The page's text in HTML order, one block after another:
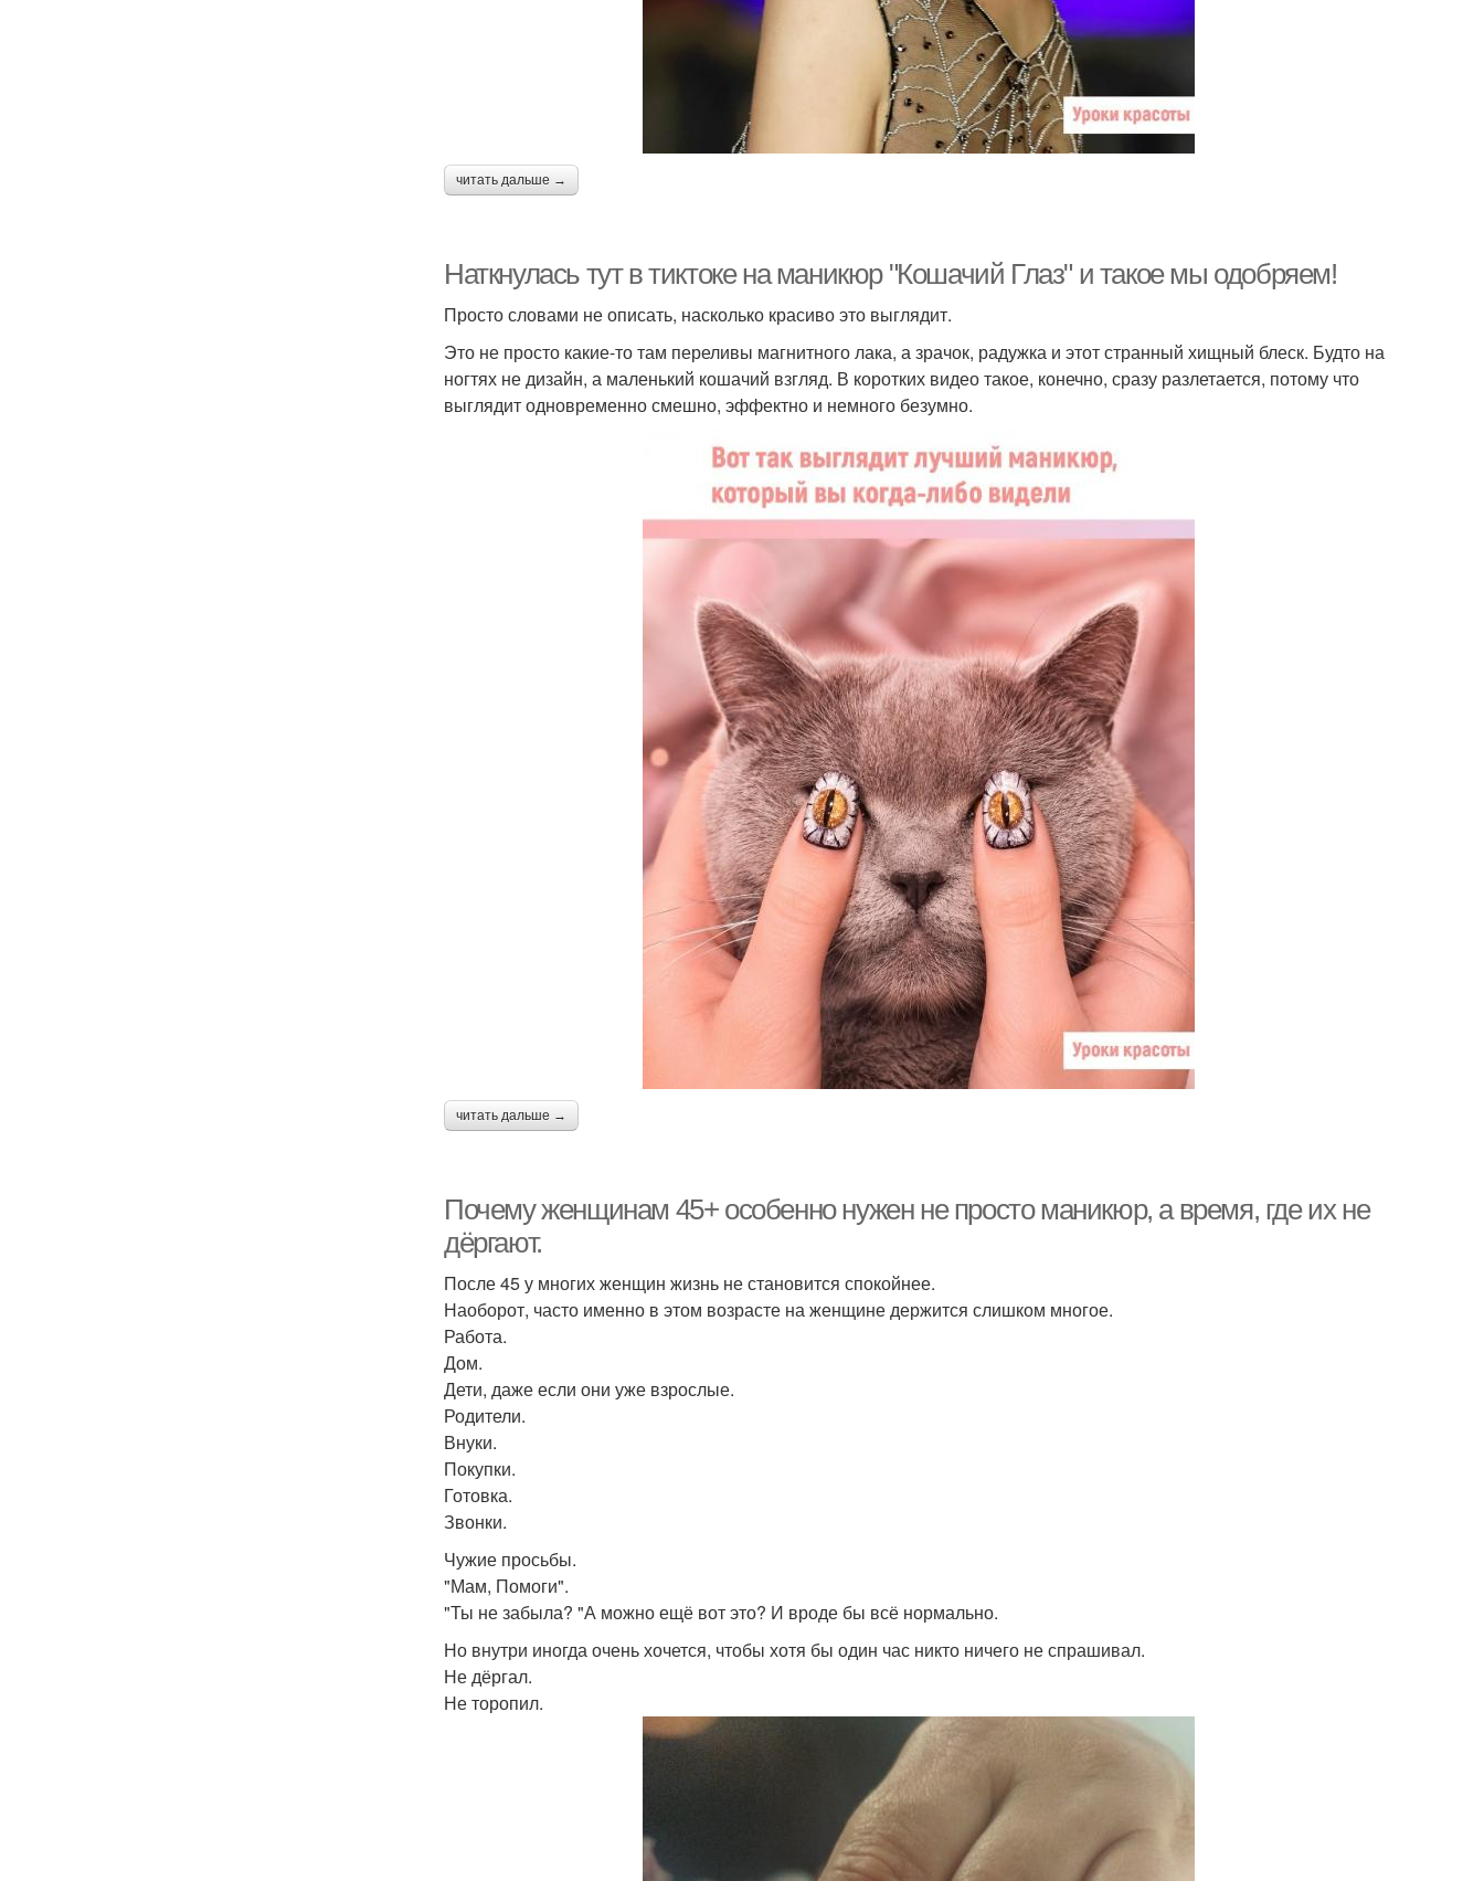
читать дальше →
Наткнулась тут в тиктоке на маникюр "Кошачий Глаз" и такое мы одобряем!
Просто словами не описать, насколько красиво это выглядит.
Это не просто какие-то там переливы магнитного лака, а зрачок, радужка и этот странный хищный блеск. Будто на
ногтях не дизайн, а маленький кошачий взгляд. В коротких видео такое, конечно, сразу разлетается, потому что
выглядит одновременно смешно, эффектно и немного безумно.
читать дальше →
Почему женщинам 45+ особенно нужен не просто маникюр, а время, где их не
дёргают.
После 45 у многих женщин жизнь не становится спокойнее.
Наоборот, часто именно в этом возрасте на женщине держится слишком многое.
Работа.
Дом.
Дети, даже если они уже взрослые.
Родители.
Внуки.
Покупки.
Готовка.
Звонки.
Чужие просьбы.
"Мам, Помоги".
"Ты не забыла? "А можно ещё вот это? И вроде бы всё нормально.
Но внутри иногда очень хочется, чтобы хотя бы один час никто ничего не спрашивал.
Не дёргал.
Не торопил.